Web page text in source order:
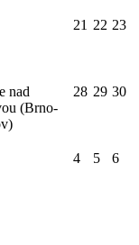
21 22 23
nad
(Brno-
28 29 30
4 5
6